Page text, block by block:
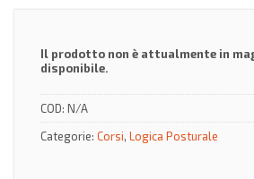
Il prodotto non è attualmente in
disponibile.
COD: N/A
Categorie: Corsi, Logica Posturale